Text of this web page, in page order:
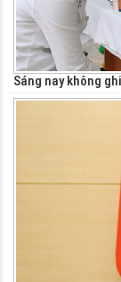
Sáng nay không